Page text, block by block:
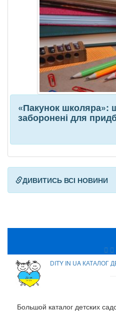
«Пакунок школяра»:
заборонені для
ДИВИТИСЬ ВСІ НОВИНИ
DITY IN UA
Большой каталог детских